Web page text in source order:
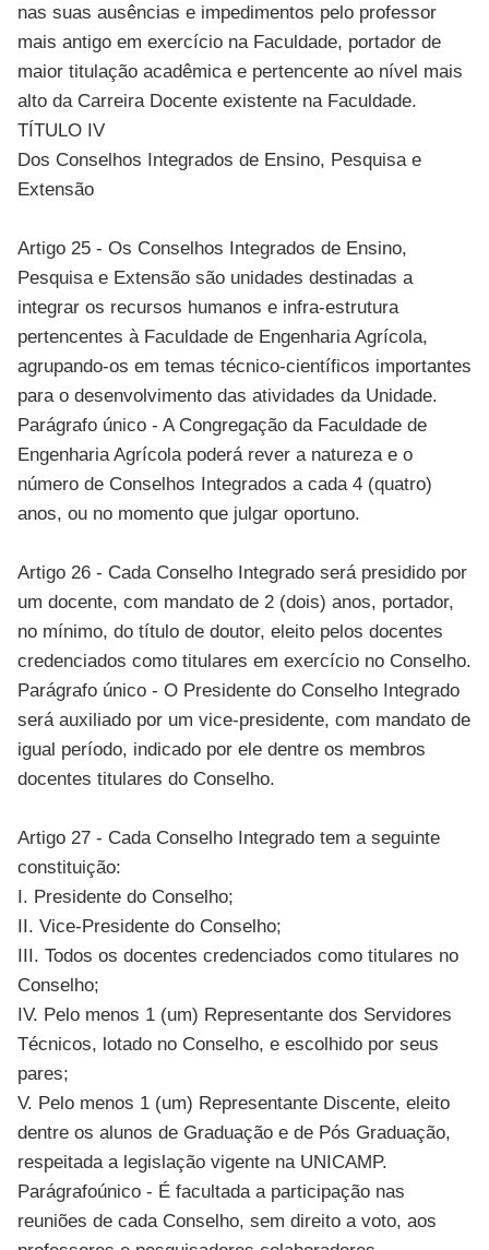
nas suas ausências e impedimentos pelo professor
mais antigo em exercício na Faculdade, portador de
maior titulação acadêmica e pertencente ao nível mais
alto da Carreira Docente existente na Faculdade.
TÍTULO IV
Dos Conselhos Integrados de Ensino, Pesquisa e
Extensão
Artigo 25 - Os Conselhos Integrados de Ensino,
Pesquisa e Extensão são unidades destinadas a
integrar os recursos humanos e infra-estrutura
pertencentes à Faculdade de Engenharia Agrícola,
agrupando-os em temas técnico-científicos importantes
para o desenvolvimento das atividades da Unidade.
Parágrafo único - A Congregação da Faculdade de
Engenharia Agrícola poderá rever a natureza e o
número de Conselhos Integrados a cada 4 (quatro)
anos, ou no momento que julgar oportuno.
Artigo 26 - Cada Conselho Integrado será presidido por
um docente, com mandato de 2 (dois) anos, portador,
no mínimo, do título de doutor, eleito pelos docentes
credenciados como titulares em exercício no Conselho.
Parágrafo único - O Presidente do Conselho Integrado
será auxiliado por um vice-presidente, com mandato de
igual período, indicado por ele dentre os membros
docentes titulares do Conselho.
Artigo 27 - Cada Conselho Integrado tem a seguinte
constituição:
I. Presidente do Conselho;
II. Vice-Presidente do Conselho;
III. Todos os docentes credenciados como titulares no
Conselho;
IV. Pelo menos 1 (um) Representante dos Servidores
Técnicos, lotado no Conselho, e escolhido por seus
pares;
V. Pelo menos 1 (um) Representante Discente, eleito
dentre os alunos de Graduação e de Pós Graduação,
respeitada a legislação vigente na UNICAMP.
Parágrafoúnico - É facultada a participação nas
reuniões de cada Conselho, sem direito a voto, aos